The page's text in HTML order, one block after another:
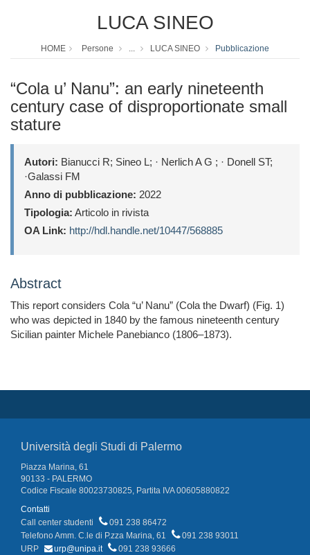
LUCA SINEO
HOME Persone ... LUCA SINEO Pubblicazione
“Cola u’ Nanu”: an early nineteenth
century case of disproportionate small
stature
Autori: Bianucci R; Sineo L; · Nerlich A G ; · Donell ST;
·Galassi FM
Anno di pubblicazione: 2022
Tipologia: Articolo in rivista
OA Link: http://hdl.handle.net/10447/568885
Abstract
This report considers Cola “u’ Nanu” (Cola the Dwarf) (Fig. 1)
who was depicted in 1840 by the famous nineteenth century
Sicilian painter Michele Panebianco (1806–1873).
Università degli Studi di Palermo
Piazza Marina, 61
90133 - PALERMO
Codice Fiscale 80023730825, Partita IVA 00605880822
Contatti
Call center studenti
091 238 86472
Telefono Amm. C.le di P.zza Marina, 61
091 238 93011
URP
urp@unipa.it
091 238 93666